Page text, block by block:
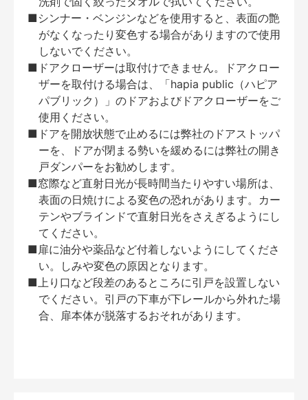
■シンナー・ベンジンなどを使用すると、表面の艶
がなくなったり変色する場合がありますので使用
しないでください。
■ドアクローザーは取付けできません。ドアクロー
ザーを取付ける場合は、「hapia public（ハピア
パブリック）」のドアおよびドアクローザーをご
使用ください。
■ドアを開放状態で止めるには弊社のドアストッパ
ーを、ドアが閉まる勢いを緩めるには弊社の開き
戸ダンパーをお勧めします。
■窓際など直射日光が長時間当たりやすい場所は、
表面の日焼けによる変色の恐れがあります。カー
テンやブラインドで直射日光をさえぎるようにし
てください。
■扉に油分や薬品など付着しないようにしてくださ
い。しみや変色の原因となります。
■上り口など段差のあるところに引戸を設置しない
でください。引戸の下車が下レールから外れた場
合、扉本体が脱落するおそれがあります。